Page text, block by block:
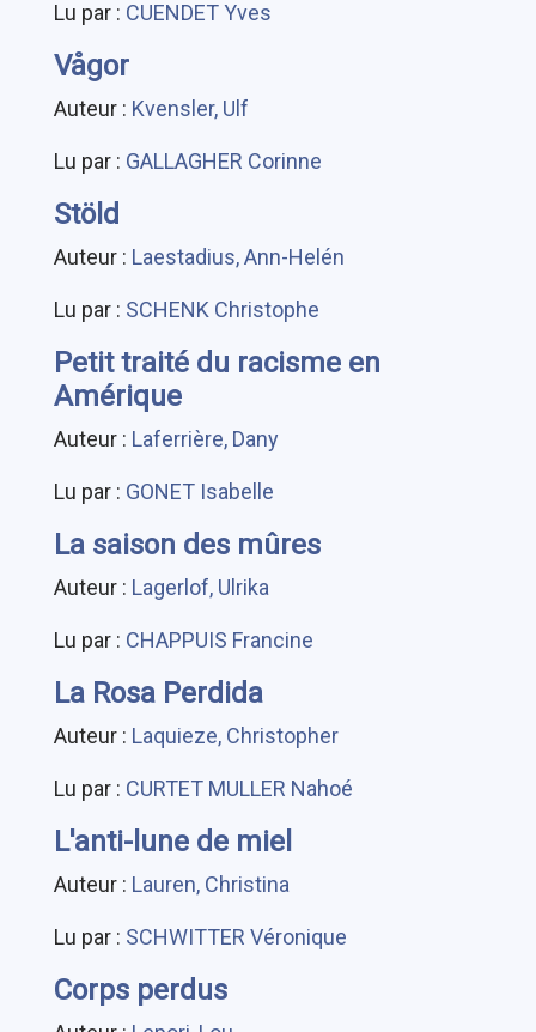
Lu par : CUENDET Yves
Vågor
Auteur : Kvensler, Ulf
Lu par : GALLAGHER Corinne
Stöld
Auteur : Laestadius, Ann-Helén
Lu par : SCHENK Christophe
Petit traité du racisme en
Amérique
Auteur : Laferrière, Dany
Lu par : GONET Isabelle
La saison des mûres
Auteur : Lagerlof, Ulrika
Lu par : CHAPPUIS Francine
La Rosa Perdida
Auteur : Laquieze, Christopher
Lu par : CURTET MULLER Nahoé
L'anti-lune de miel
Auteur : Lauren, Christina
Lu par : SCHWITTER Véronique
Corps perdus